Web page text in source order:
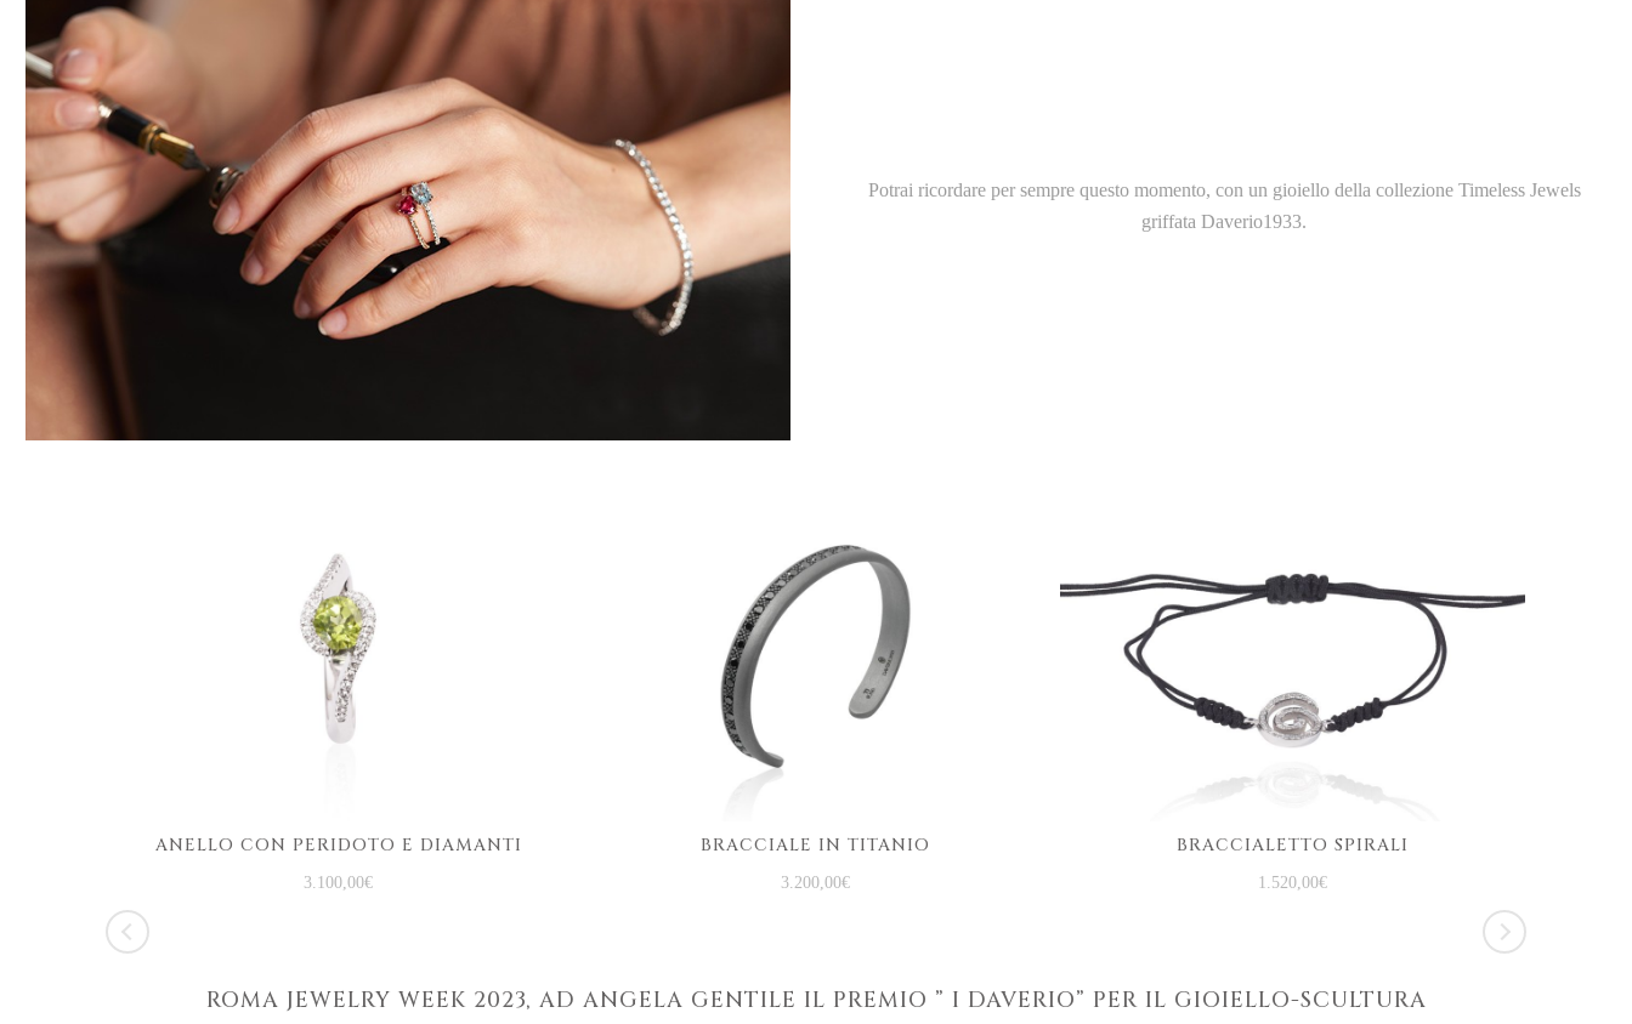
Potrai ricordare per sempre questo momento, con un gioiello della collezione Timeless Jewels
griffata Daverio1933.
ANELLO CON PERIDOTO E DIAMANTI
3.100,00€
BRACCIALE IN TITANIO
3.200,00€
BRACCIALETTO SPIRALI
1.520,00€
ROMA JEWELRY WEEK 2023, AD ANGELA GENTILE IL PREMIO ” I DAVERIO” PER IL GIOIELLO-SCULTURA